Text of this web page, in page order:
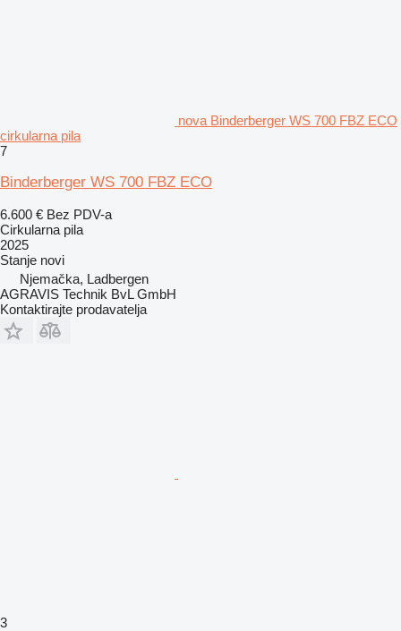
nova Binderberger WS 700 FBZ ECO
cirkularna pila
7
Binderberger WS 700 FBZ ECO
6.600 € Bez PDV-a
Cirkularna pila
2025
Stanje novi
Njemačka, Ladbergen
AGRAVIS Technik BvL GmbH
Kontaktirajte prodavatelja
3